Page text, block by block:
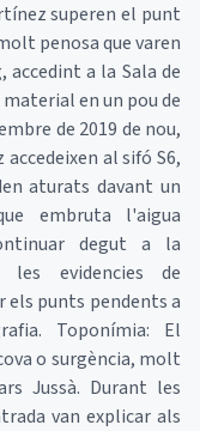
superen el punt
penosa que varen
accedint a la Sala de
en un pou de
de 2019 de nou,
al sifó S6,
aturats davant un
embruta l'aigua
degut a la
evidencies de
els punts pendents a
Toponímia: El
o surgència, molt
Jussà. Durant les
van explicar als